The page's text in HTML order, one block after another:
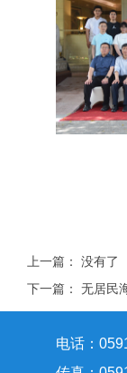
上一篇：没有了
下一篇：无居民
电话：